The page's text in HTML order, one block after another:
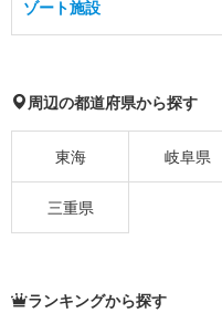
ゾート施設
周辺の都道府県から探す
東海 岐阜県
三重県
ランキングから探す